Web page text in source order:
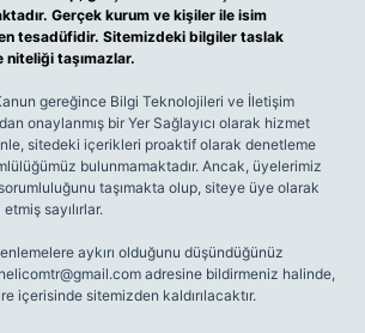
Gerçek kurum ve kişiler ile isim
tesadüfidir. Sitemizdeki bilgiler taslak
taşımazlar.
gereğince Bilgi Teknolojileri ve İletişim
onaylanmış bir Yer Sağlayıcı olarak hizmet
sitedeki içerikleri proaktif olarak denetleme
bulunmamaktadır. Ancak, üyelerimiz
taşımakta olup, siteye üye olarak
sayılırlar.
aykırı olduğunu düşündüğünüz
adresine bildirmeniz halinde,
içerisinde sitemizden kaldırılacaktır.